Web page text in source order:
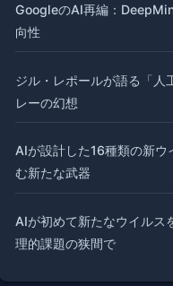
GoogleのAI再編：
向性
ジル・レポールが語る「人
レーの幻想
AIが設計した16種類の新ウ
む新たな武器
AIが初めて新たなウイルス
理的課題の狭間で